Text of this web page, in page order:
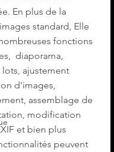
En plus de la
standard, Elle
fonctions
diaporama,
ajustement
d'images,
assemblage de
modification
et bien plus
peuvent